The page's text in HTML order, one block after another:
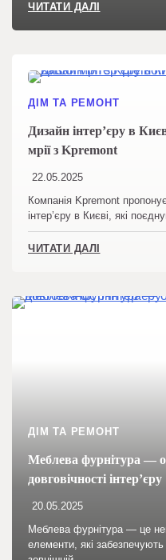
ЧИТАТИ ДАЛІ
ДІМ ТА РЕМОНТ
Дизайн інтер’єру в
мрії з Kpremont
22.05.2025
Компанія Kpremont
інтер’єру в Києві, які
ЧИТАТИ ДАЛІ
ДІМ ТА РЕМОНТ
Меблева фурнітура —
довговічності інтер’єру
20.05.2025
Меблева фурнітура — це
елементи, які забезпечують